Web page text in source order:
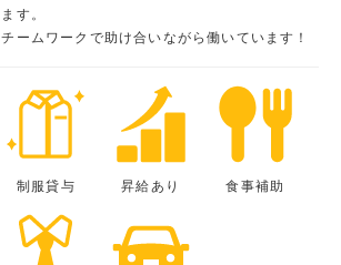
ます。
チームワークで助け合いながら働いています！
制服貸与 昇給あり 食事補助